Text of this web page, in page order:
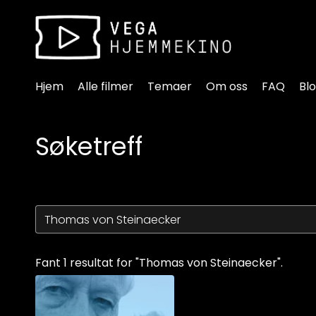
Tilgjengelighetslenker
Hjem Alle filmer Temaer Om oss FAQ
Søketreff
Fant 1 resultat for "Thomas von Steinaecker".